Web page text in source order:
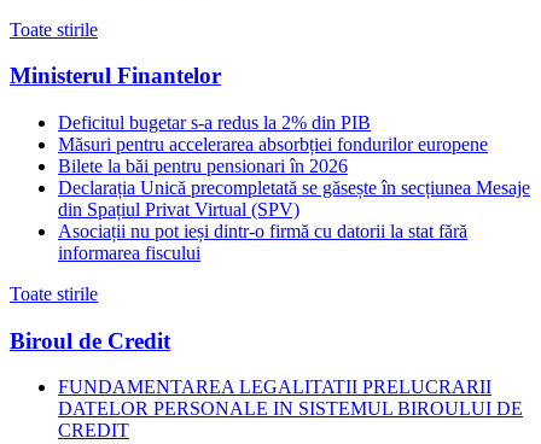
Toate stirile
Ministerul Finantelor
Deficitul bugetar s-a redus la 2% din PIB
Măsuri pentru accelerarea absorbției fondurilor europene
Bilete la băi pentru pensionari în 2026
Declarația Unică precompletată se găsește în secțiunea Mesaje
din Spațiul Privat Virtual (SPV)
Asociații nu pot ieși dintr-o firmă cu datorii la stat fără
informarea fiscului
Toate stirile
Biroul de Credit
FUNDAMENTAREA LEGALITATII PRELUCRARII
DATELOR PERSONALE IN SISTEMUL BIROULUI DE
CREDIT